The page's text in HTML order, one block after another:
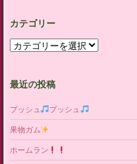
カテゴリー
カ
リ
ー
最近の投稿
プッシュ プッシュ
果物ガム
ホームラン